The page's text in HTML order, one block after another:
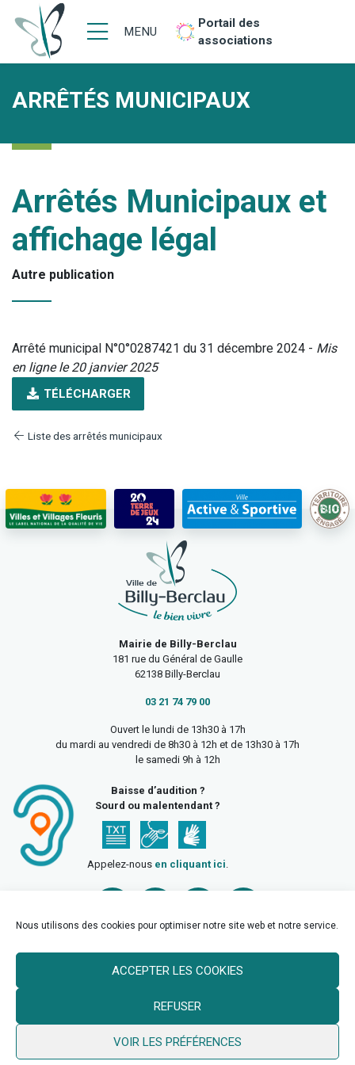
Nous utilisons des cookies pour optimiser notre site web et notre service.
ACCEPTER LES COOKIES
REFUSER
VOIR LES PRÉFÉRENCES
MENU
Portail des
associations
ARRÊTÉS MUNICIPAUX
Arrêtés Municipaux et
affichage légal
Autre publication
Arrêté municipal N°0°0287421 du 31 décembre 2024 - Mis
en ligne le 20 janvier 2025
TÉLÉCHARGER
Liste des arrêtés municipaux
Mairie de Billy-Berclau
181 rue du Général de Gaulle
62138 Billy-Berclau
03 21 74 79 00
Ouvert le lundi de 13h30 à 17h
du mardi au vendredi de 8h30 à 12h et de 13h30 à 17h
le samedi 9h à 12h
Baisse d’audition ?
Sourd ou malentendant ?
Appelez-nous en cliquant ici.
© 2026 Ville de Billy Berclau —neoweb.fr